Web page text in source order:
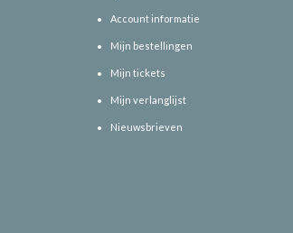
Account informatie
Mijn bestellingen
Mijn tickets
Mijn verlanglijst
Nieuwsbrieven